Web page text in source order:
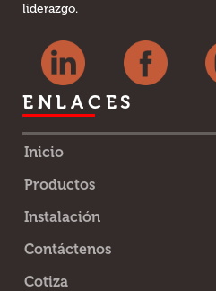
liderazgo.
ENLACES
Inicio
Productos
Instalación
Contáctenos
Cotiza